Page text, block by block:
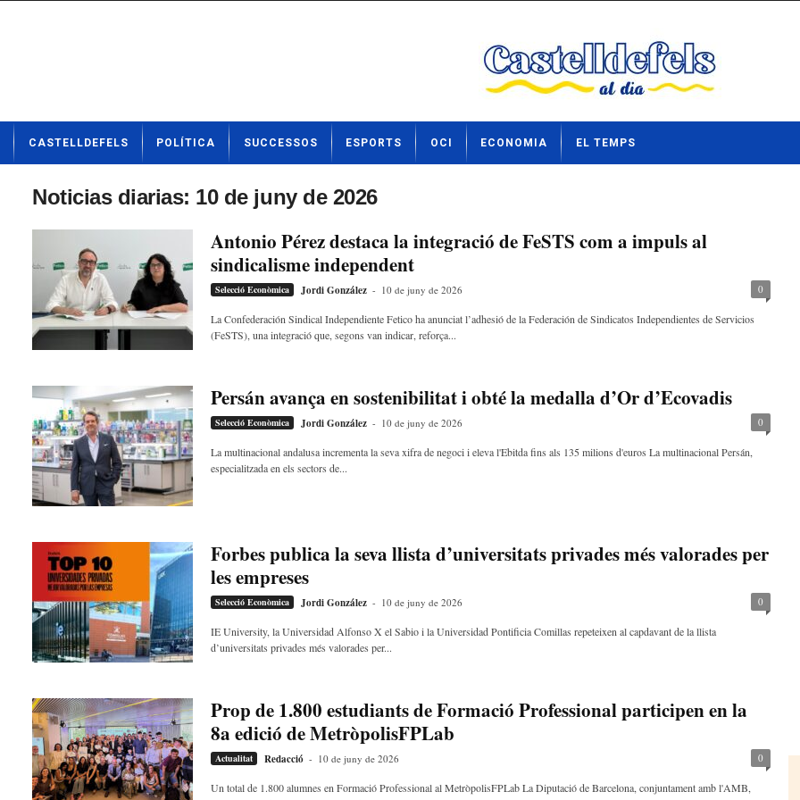
t
CASTELLDEFELS POLÍTICA SUCCESSOS ESPORTS OCI ECONOMIA EL TEMPS
Noticias diarias: 10 de juny de 2026
Antonio Pérez destaca la integració de FeSTS com a impuls al
sindicalisme independent
Selecció Econòmica Jordi González - 10 de juny de 2026 0
La Confederación Sindical Independiente Fetico ha anunciat l’adhesió de la Federación de Sindicatos Independientes de Servicios
(FeSTS), una integració que, segons van indicar, reforça...
Persán avança en sostenibilitat i obté la medalla d’Or d’Ecovadis
Selecció Econòmica Jordi González - 10 de juny de 2026 0
La multinacional andalusa incrementa la seva xifra de negoci i eleva l'Ebitda fins als 135 milions d'euros La multinacional Persán,
especialitzada en els sectors de...
Forbes publica la seva llista d’universitats privades més valorades per
les empreses
Selecció Econòmica Jordi González - 10 de juny de 2026 0
IE University, la Universidad Alfonso X el Sabio i la Universidad Pontificia Comillas repeteixen al capdavant de la llista
d’universitats privades més valorades per...
Prop de 1.800 estudiants de Formació Professional participen en la
8a edició de MetròpolisFPLab
Actualitat Redacció - 10 de juny de 2026 0
Un total de 1.800 alumnes en Formació Professional al MetròpolisFPLab La Diputació de Barcelona, conjuntament amb l'AMB,